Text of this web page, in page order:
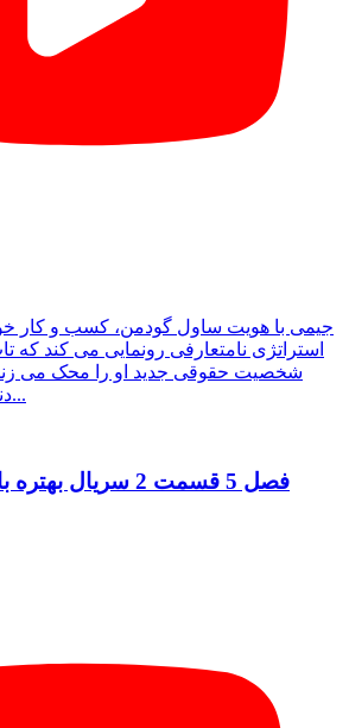
جیمی با هویت ساول گودمن، کسب و کار
استراتژی نامتعارفی رونمایی می کند که
شخصیت حقوقی جدید او را محک می زند.
دنبال فردی می گردد که...
فصل 5 قسمت 2 سریال بهتره با سال تماس بگیری